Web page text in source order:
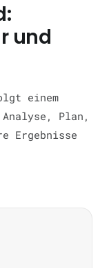
und
einem
Plan,
Ergebnisse